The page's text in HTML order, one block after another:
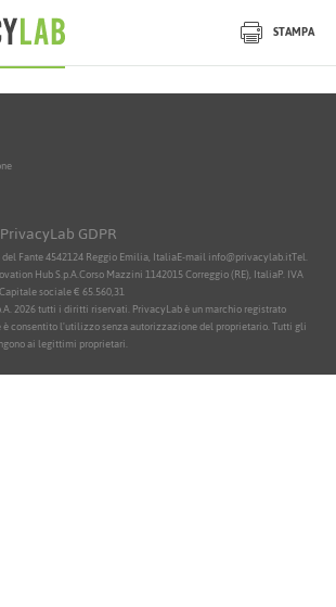
STAMPA
documento attivo trovato
GDPR
Fante 4542124 Reggio Emilia, ItaliaE-mail info@privacylab.itTel.
Hub S.p.A.Corso Mazzini 1142015 Correggio (RE), ItaliaP. IVA
Capitale sociale € 65.560,31
2026 tutti i diritti riservati. PrivacyLab è un marchio registrato
è consentito l'utilizzo senza autorizzazione del proprietario. Tutti gli
ai legittimi proprietari.